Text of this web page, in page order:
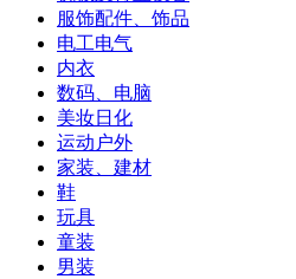
服饰配件、饰品
电工电气
内衣
数码、电脑
美妆日化
运动户外
家装、建材
鞋
玩具
童装
男装